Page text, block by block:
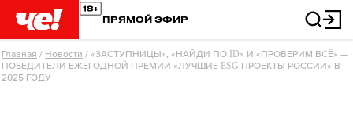
ПРЯМОЙ ЭФИР
Главная / Новости / «ЗАСТУПНИЦЫ», «НАЙДИ ПО ID» И «ПРОВЕРИМ ВСЁ» —
ПОБЕДИТЕЛИ ЕЖЕГОДНОЙ ПРЕМИИ «ЛУЧШИЕ ESG ПРОЕКТЫ РОССИИ» В
2025 ГОДУ